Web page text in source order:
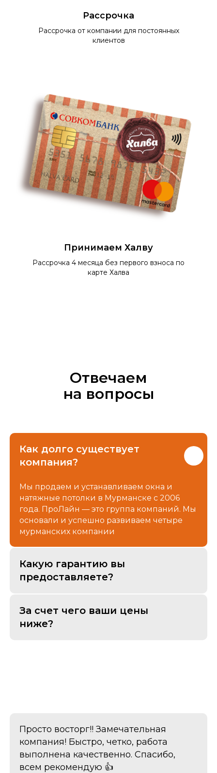
Рассрочка
Рассрочка от компании для постоянных
клиентов
Принимаем Халву
Рассрочка 4 месяца без первого взноса по
карте Халва
Отвечаем
на вопросы
Как долго существует
компания?
Мы продаем и устанавливаем окна и
натяжные потолки в Мурманске с 2006
года. ПроЛайн — это группа компаний. Мы
основали и успешно развиваем четыре
мурманских компании
Какую гарантию вы
предоставляете?
За счет чего ваши цены
ниже?
Просто восторг!! Замечательная
компания! Быстро, четко, работа
выполнена качественно. Спасибо,
всем рекомендую 👍